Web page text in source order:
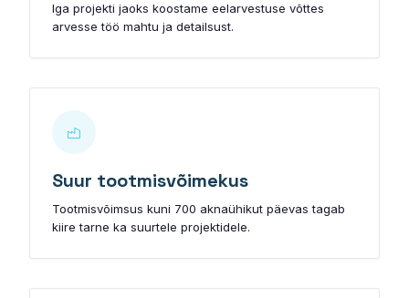
Rõduuksed
PLASTO HST
PLASTO PS
KLAASID
Energiasäästu klaasid
Iga projekti jaoks koostame eelarvestuse võttes
arvesse töö mahtu ja detailsust.
Suur tootmisvõimekus
Tootmisvõimsus kuni 700 aknaühikut päevas tagab
kiire tarne ka suurtele projektidele.